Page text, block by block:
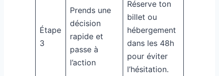
Étape
3
Prends une
décision
rapide et
passe à
l’action
Réserve ton
billet ou
hébergement
dans les 48h
pour éviter
l’hésitation.